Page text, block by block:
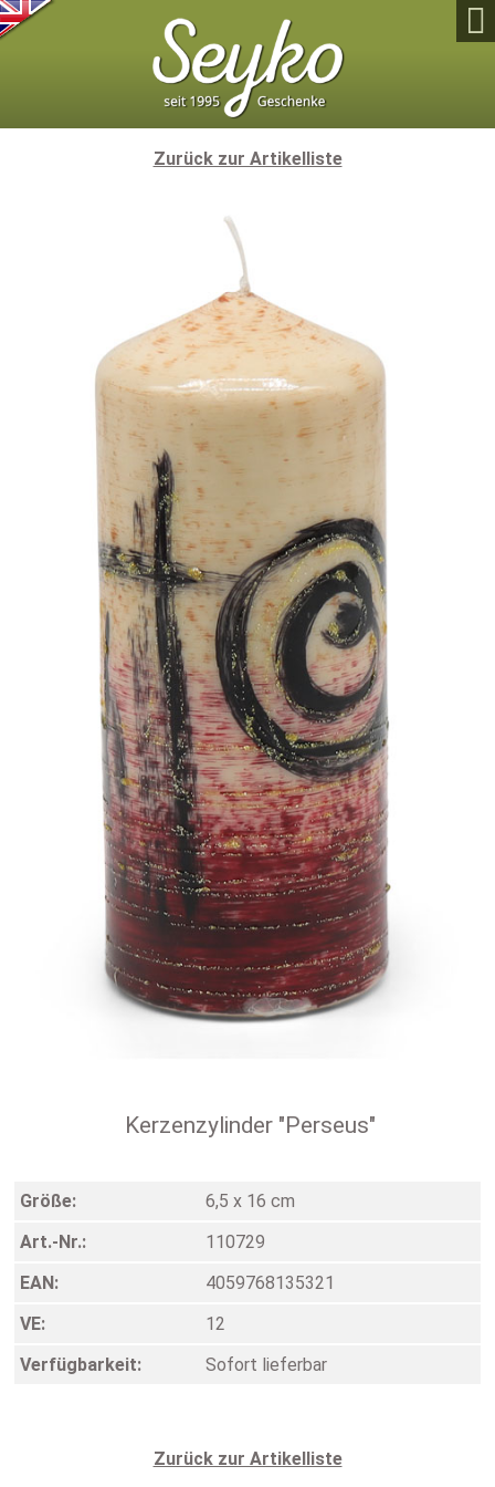

Zurück zur Artikelliste
Kerzenzylinder "Perseus"
Größe:
6,5 x 16 cm
Art.-Nr.:
110729
EAN:
4059768135321
VE:
12
Verfügbarkeit:
Sofort lieferbar
Zurück zur Artikelliste